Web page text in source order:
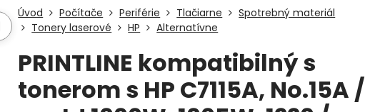
Úvod Počítače Periférie Tlačiarne
Spotrebný materiál
Tonery laserové
HP Alternatívne
PRINTLINE kompatibilný s
tonerom s HP C7115A, No.15A /